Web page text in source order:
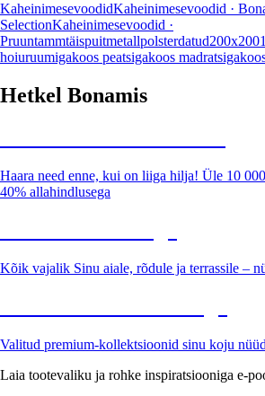
KaheinimesevoodidKaheinimesevoodid ·
SelectionKaheinimesevoodid ·
Pruuntammtäispuitmetallpolsterdatud200x200
hoiuruumigakoos peatsigakoos madratsiga
Hetkel Bonamis
Haara need enne, kui on liiga hilja! Üle 10
40% allahindlusega
Kõik vajalik Sinu aiale, rõdule ja terrassile –
Valitud premium-kollektsioonid sinu koju
Laia tootevaliku ja rohke inspiratsiooniga e-